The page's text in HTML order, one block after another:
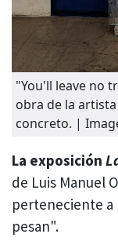
"You'll leave no
obra de la
concreto. |
La exposición
de Luis Manuel
perteneciente a
pesan".